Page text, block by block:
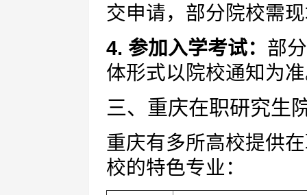
交申请，部分院校需
4. 参加入学考试： 部
体形式以院校通知为
三、重庆在职研究生
重庆有多所高校提供
校的特色专业：